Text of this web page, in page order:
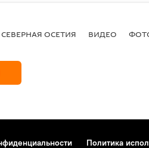
СЕВЕРНАЯ ОСЕТИЯ ВИДЕО
Политика